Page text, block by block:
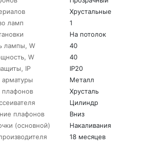
Хрустальные
ламп
1
На потолок
лампы, W
40
W
40
IP
IP20
Металл
Хрусталь
Цилиндр
плафонов
Вниз
(основной)
Накаливания
18 месяцев